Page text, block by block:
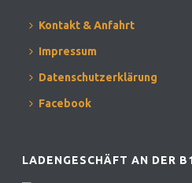
Kontakt & Anfahrt
Impressum
Datenschutzerklärung
Facebook
LADENGESCHÄFT AN DER